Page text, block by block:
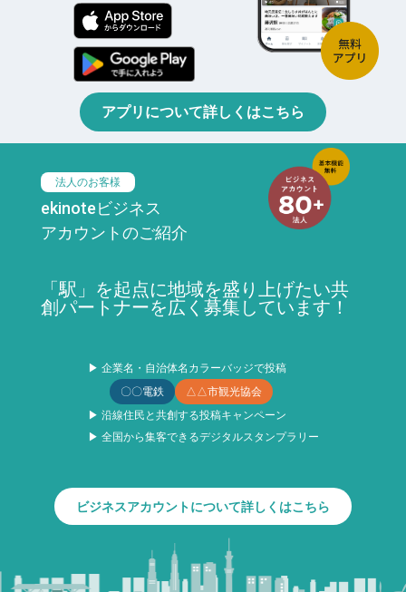
アプリについて詳しくはこちら
法人のお客様
ekinoteビジネス
アカウントのご紹介
「駅」を起点に地域を盛り上げたい共
創パートナーを広く募集しています！
▶ 企業名・自治体名カラーバッジで投稿
〇〇電鉄
△△市観光協会
▶ 沿線住民と共創する投稿キャンペーン
▶ 全国から集客できるデジタルスタンプラリー
ビジネスアカウントについて詳しくはこちら